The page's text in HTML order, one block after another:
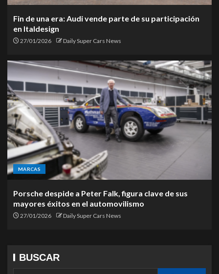
Fin de una era: Audi vende parte de su participación
en Italdesign
27/01/2026 Daily Super Cars News
MARCAS
Porsche despide a Peter Falk, figura clave de sus
mayores éxitos en el automovilismo
27/01/2026 Daily Super Cars News
BUSCAR